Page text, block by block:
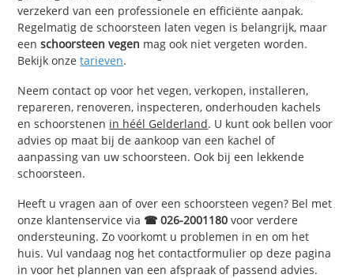
verzekerd van een professionele en efficiënte aanpak.
Regelmatig de schoorsteen laten vegen is belangrijk, maar
eenschoorsteen vegen mag ook niet vergeten worden.
Bekijk onzetarieven.
Neem contact op voor het vegen, verkopen, installeren,
repareren, renoveren, inspecteren, onderhouden kachels
en schoorstenen in héél Gelderland. U kunt ook bellen voor
advies op maat bij de aankoop van een kachel of
aanpassing van uw schoorsteen. Ook bij een lekkende
schoorsteen.
Heeft u vragen aan of over een schoorsteen vegen? Bel met
onze klantenservice via ☎ 026-2001180 voor verdere
ondersteuning. Zo voorkomt u problemen in en om het
huis. Vul vandaag nog het contactformulier op deze pagina
in voor het plannen van een afspraak of passend advies.